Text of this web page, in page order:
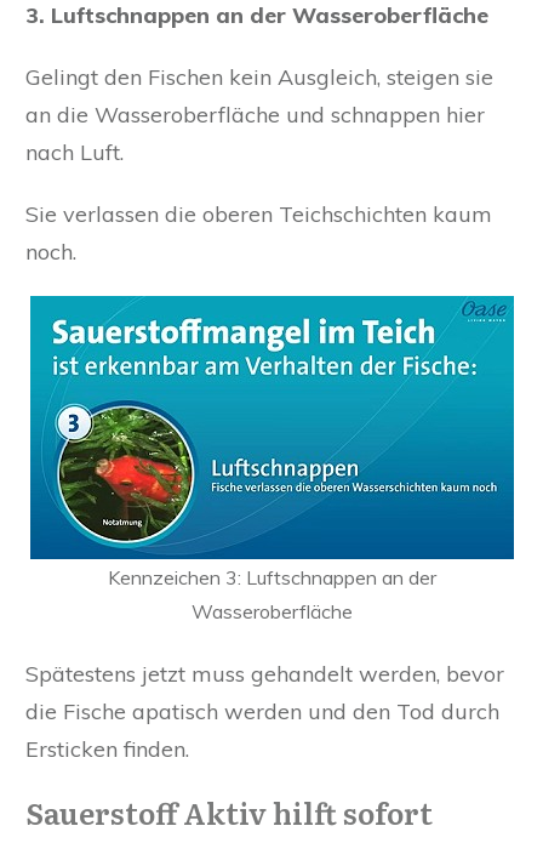
3. Luftschnappen an der Wasseroberfläche
Gelingt den Fischen kein Ausgleich, steigen sie
an die Wasseroberfläche und schnappen hier
nach Luft.
Sie verlassen die oberen Teichschichten kaum
noch.
Kennzeichen 3: Luftschnappen an der
Wasseroberfläche
Spätestens jetzt muss gehandelt werden, bevor
die Fische apatisch werden und den Tod durch
Ersticken finden.
Sauerstoff Aktiv hilft sofort